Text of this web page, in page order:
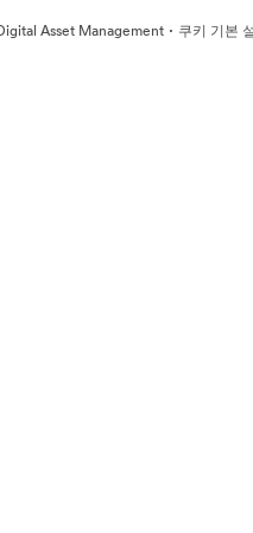
Asset Management · 쿠키 기본